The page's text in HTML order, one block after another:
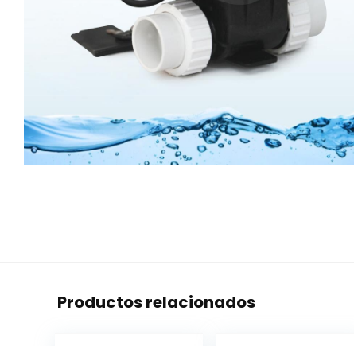
Productos relacionados